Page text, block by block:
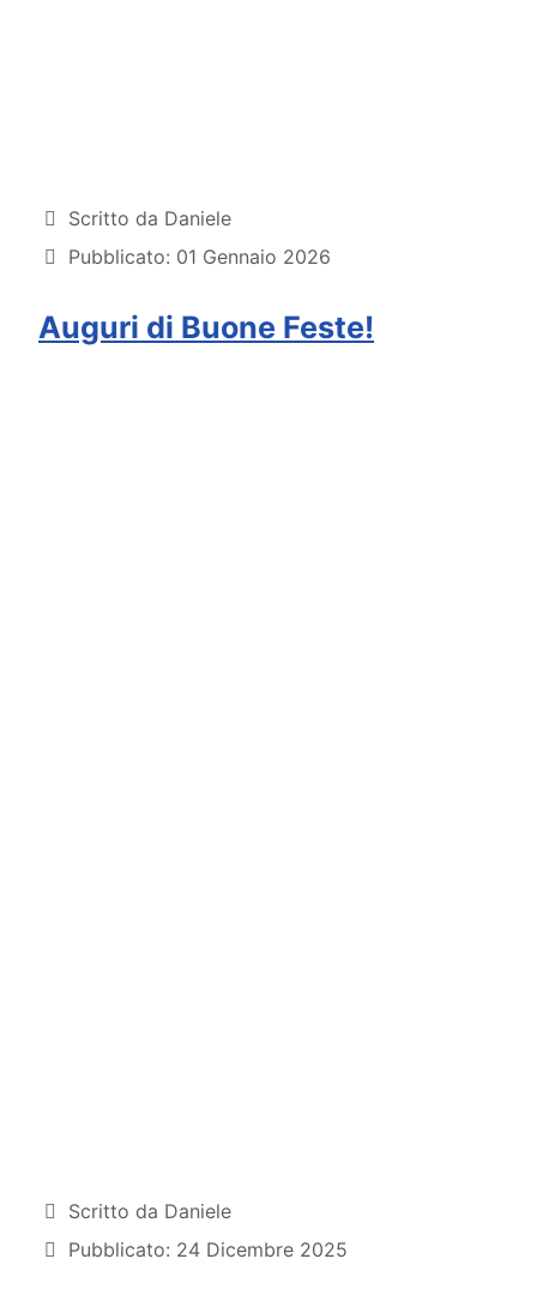
Dettagli
Scritto da Daniele
Pubblicato: 01 Gennaio 2026
Auguri di Buone Feste!
Dettagli
Scritto da Daniele
Pubblicato: 24 Dicembre 2025